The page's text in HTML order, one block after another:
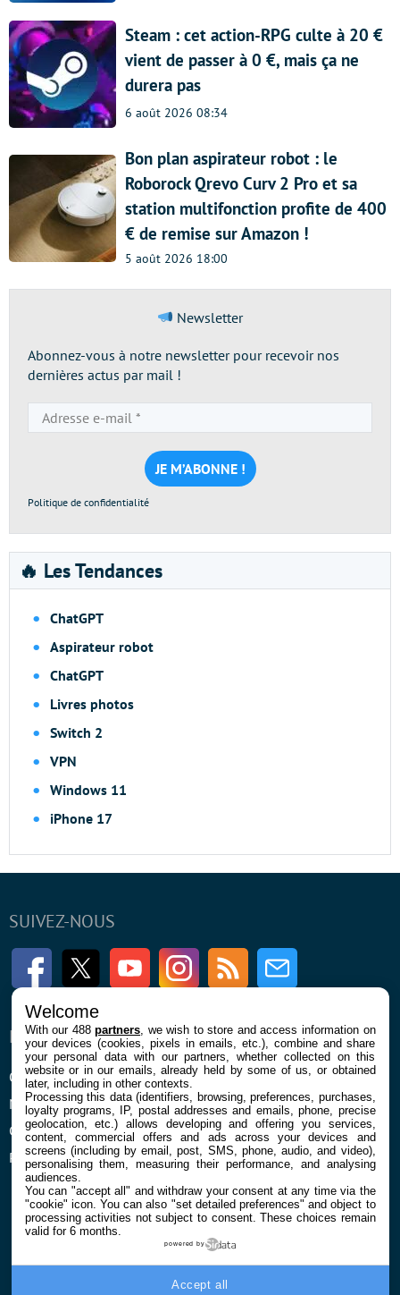
Steam : cet action-RPG culte à 20 €
vient de passer à 0 €, mais ça ne
durera pas
6 août 2026 08:34
Bon plan aspirateur robot : le
Roborock Qrevo Curv 2 Pro et sa
station multifonction profite de 400
€ de remise sur Amazon !
5 août 2026 18:00
Newsletter
Abonnez-vous à notre newsletter pour recevoir nos
dernières actus par mail !
e-
mail
*
Politique de confidentialité
🔥 Les Tendances
ChatGPT
Aspirateur robot
ChatGPT
Livres photos
Switch 2
VPN
Windows 11
iPhone 17
SUIVEZ-NOUS
FacebookTwitter Youtube InstagramRSS Newsletter
ENTREPRISE
Qui sommes nous
Mentions légales et CGU
Confidentialité et Cookies
Préférences cookies
À PROPOS
La rédaction
Contact
Welcome
With our 488partners , we wish to store and access information on
your devices (cookies, pixels in emails, etc.), combine and share
your personal data with our partners, whether collected on this
website or in our emails, already held by some of us, or obtained
later, including in other contexts.
Processing this data (identifiers, browsing, preferences, purchases,
loyalty programs, IP, postal addresses and emails, phone, precise
geolocation, etc.) allows developing and offering you services,
content, commercial offers and ads across your devices and
screens (including by email, post, SMS, phone, audio, and video),
personalising them, measuring their performance, and analysing
audiences.
You can "accept all" and withdraw your consent at any time via the
"cookie" icon. You can also "set detailed preferences" and object to
processing activities not subject to consent. These choices remain
valid for 6 months.
powered by
Accept all